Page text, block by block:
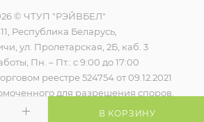
В КОРЗИНУ
© ЧТУП "РЭЙВБЕЛ"
Республика Беларусь,
ул. Пролетарская, 2Б, каб. 3
Пн. – Пт.: с 9:00 до 17:00
реестре 524754 от 09.12.2021
для разрешения споров,
контролирующего органа)